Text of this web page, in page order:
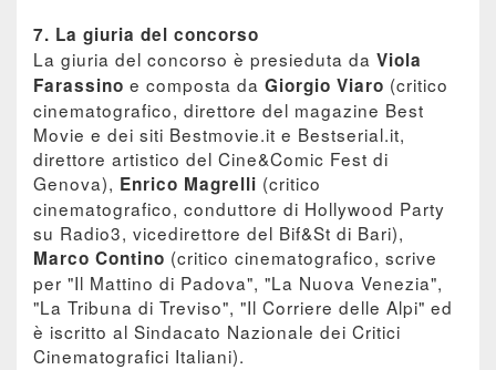
7. La giuria del concorso
La giuria del concorso è presieduta da Viola
Farassino e composta da Giorgio Viaro (critico
cinematografico, direttore del magazine Best
Movie e dei siti Bestmovie.it e Bestserial.it,
direttore artistico del Cine&Comic Fest di
Genova), Enrico Magrelli (critico
cinematografico, conduttore di Hollywood Party
su Radio3, vicedirettore del Bif&St di Bari),
Marco Contino (critico cinematografico, scrive
per "Il Mattino di Padova", "La Nuova Venezia",
"La Tribuna di Treviso", "Il Corriere delle Alpi" ed
è iscritto al Sindacato Nazionale dei Critici
Cinematografici Italiani).